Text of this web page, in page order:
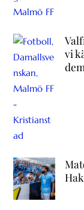
vi